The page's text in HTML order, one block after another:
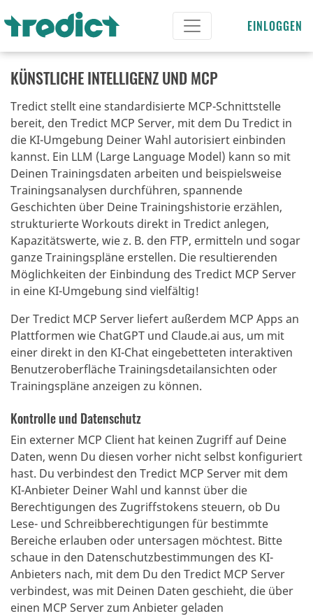
EINLOGGEN
KÜNSTLICHE INTELLIGENZ UND MCP
Tredict stellt eine standardisierte MCP-Schnittstelle
bereit, den Tredict MCP Server, mit dem Du Tredict in
die KI-Umgebung Deiner Wahl autorisiert einbinden
kannst. Ein LLM (Large Language Model) kann so mit
Deinen Trainingsdaten arbeiten und beispielsweise
Trainingsanalysen durchführen, spannende
Geschichten über Deine Trainingshistorie erzählen,
strukturierte Workouts direkt in Tredict anlegen,
Kapazitätswerte, wie z. B. den FTP, ermitteln und sogar
ganze Trainingspläne erstellen. Die resultierenden
Möglichkeiten der Einbindung des Tredict MCP Server
in eine KI-Umgebung sind vielfältig!
Der Tredict MCP Server liefert außerdem MCP Apps an
Plattformen wie ChatGPT und Claude.ai aus, um mit
einer direkt in den KI-Chat eingebetteten interaktiven
Benutzeroberfläche Trainingsdetailansichten oder
Trainingspläne anzeigen zu können.
Kontrolle und Datenschutz
Ein externer MCP Client hat keinen Zugriff auf Deine
Daten, wenn Du diesen vorher nicht selbst konfiguriert
hast. Du verbindest den Tredict MCP Server mit dem
KI-Anbieter Deiner Wahl und kannst über die
Berechtigungen des Zugriffstokens steuern, ob Du
Lese- und Schreibberechtigungen für bestimmte
Bereiche erlauben oder untersagen möchtest. Bitte
schaue in den Datenschutzbestimmungen des KI-
Anbieters nach, mit dem Du den Tredict MCP Server
verbindest, was mit Deinen Daten geschieht, die über
einen MCP Server zum Anbieter geladen